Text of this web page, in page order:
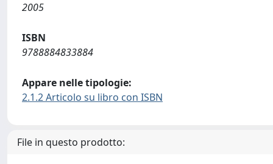
2005
ISBN
9788884833884
Appare nelle tipologie:
2.1.2 Articolo su libro con ISBN
File in questo prodotto: